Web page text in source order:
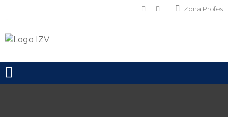
Zona Profes
Toggle mobile menu